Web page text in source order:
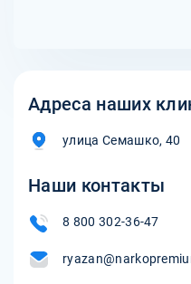
Адреса наших
улица Семашко, 40
Наши контакты
8 800 302-36-47